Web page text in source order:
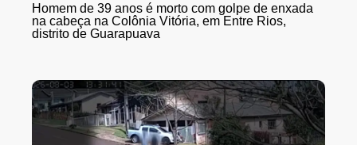
Homem de 39 anos é morto com golpe de enxada
na cabeça na Colônia Vitória, em Entre Rios,
distrito de Guarapuava